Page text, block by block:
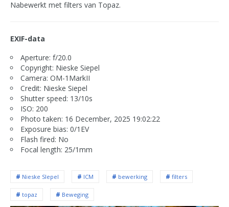
Nabewerkt met filters van Topaz.
EXIF-data
Aperture: f/20.0
Copyright: Nieske Siepel
Camera: OM-1MarkII
Credit: Nieske Siepel
Shutter speed: 13/10s
ISO: 200
Photo taken: 16 December, 2025 19:02:22
Exposure bias: 0/1EV
Flash fired: No
Focal length: 25/1mm
Nieske SIepel ICM bewerking filters
topaz Beweging